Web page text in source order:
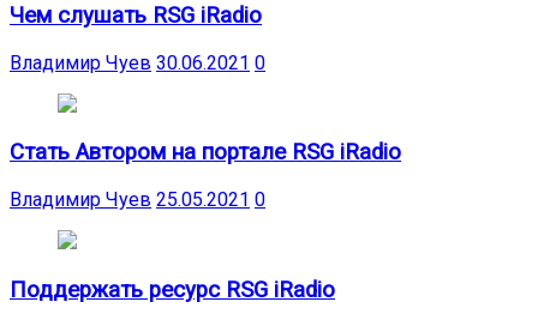
Чем слушать RSG iRadio
Владимир Чуев 30.06.2021 0
Стать Автором на портале RSG iRadio
Владимир Чуев 25.05.2021 0
Поддержать ресурс RSG iRadio